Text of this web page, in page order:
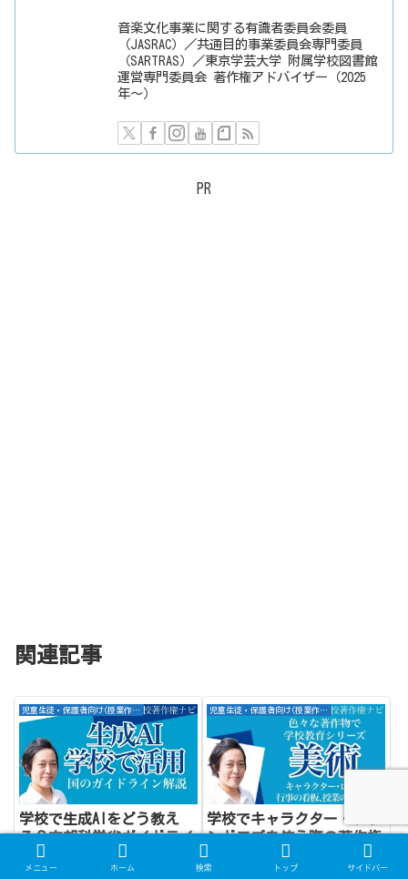
音楽文化事業に関する有識者委員会委員
（JASRAC）／共通目的事業委員会専門委員
（SARTRAS）／東京学芸大学 附属学校図書館
運営専門委員会 著作権アドバイザー（2025
年〜）
PR
関連記事
児童生徒・保護者向け(授業作り・指導案)
学校で生成AIをどう教え
る？文部科学省ガイドライ
ンに基づく指導の3つのポ
イント【2025年版】
児童生徒・保護者向け(授業作り・指導案)
学校でキャラクター・ブラ
ンドロゴを使う際の著作権
｜ポケモン・ディズニー・
いらすとや等の公式ルール
メニュー ホーム 検索 トップ サイドバー